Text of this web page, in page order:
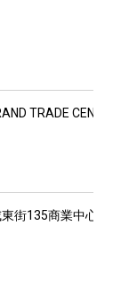
TRADE CENTRE,
街135商業中心19樓